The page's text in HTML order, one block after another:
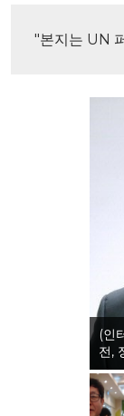
"본지는 UN
(인터뷰)
전, 정일홍